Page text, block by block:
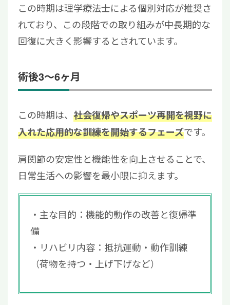
この時期は理学療法士による個別対応が推奨さ
れており、この段階での取り組みが中長期的な
回復に大きく影響するとされています。
術後3〜6ヶ月
この時期は、 社会復帰やスポーツ再開を視野に
入れた応用的な訓練を開始するフェーズです。
肩関節の安定性と機能性を向上させることで、
日常生活への影響を最小限に抑えます。
主な目的：機能的動作の改善と復帰準
備
リハビリ内容：抵抗運動・動作訓練
（荷物を持つ・上げ下げなど）